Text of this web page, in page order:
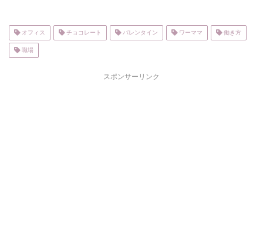
オフィス チョコレート バレンタイン ワーママ 働き方
職場
スポンサーリンク